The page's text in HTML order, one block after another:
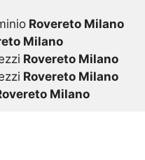
Rovereto Milano
Milano
Rovereto Milano
Rovereto Milano
Milano